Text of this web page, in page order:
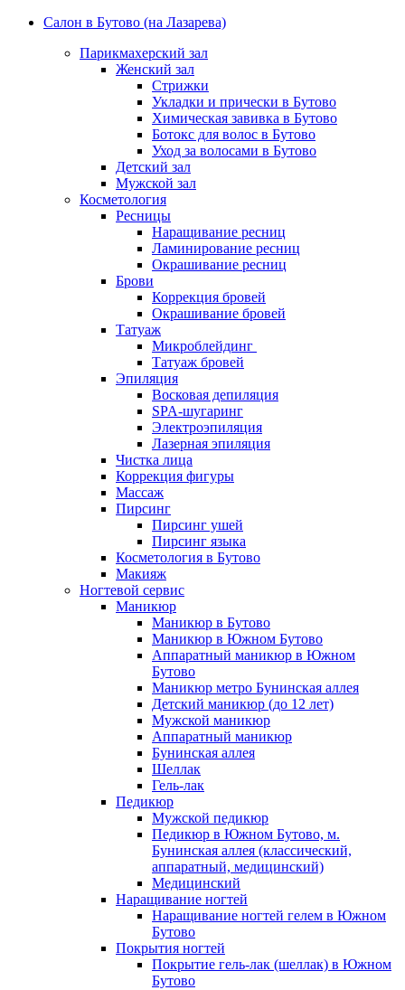
Салон в Бутово (на Лазарева)
Парикмахерский зал
Женский зал
Стрижки
Укладки и прически в Бутово
Химическая завивка в Бутово
Ботокс для волос в Бутово
Уход за волосами в Бутово
Детский зал
Мужской зал
Косметология
Ресницы
Наращивание ресниц
Ламинирование ресниц
Окрашивание ресниц
Брови
Коррекция бровей
Окрашивание бровей
Татуаж
Микроблейдинг
Татуаж бровей
Эпиляция
Восковая депиляция
SPA-шугаринг
Электроэпиляция
Лазерная эпиляция
Чистка лица
Коррекция фигуры
Массаж
Пирсинг
Пирсинг ушей
Пирсинг языка
Косметология в Бутово
Макияж
Ногтевой сервис
Маникюр
Маникюр в Бутово
Маникюр в Южном Бутово
Аппаратный маникюр в Южном
Бутово
Маникюр метро Бунинская аллея
Детский маникюр (до 12 лет)
Мужской маникюр
Аппаратный маникюр
Бунинская аллея
Шеллак
Гель-лак
Педикюр
Мужской педикюр
Педикюр в Южном Бутово, м.
Бунинская аллея (классический,
аппаратный, медицинский)
Медицинский
Наращивание ногтей
Наращивание ногтей гелем в Южном
Бутово
Покрытия ногтей
Покрытие гель-лак (шеллак) в Южном
Бутово